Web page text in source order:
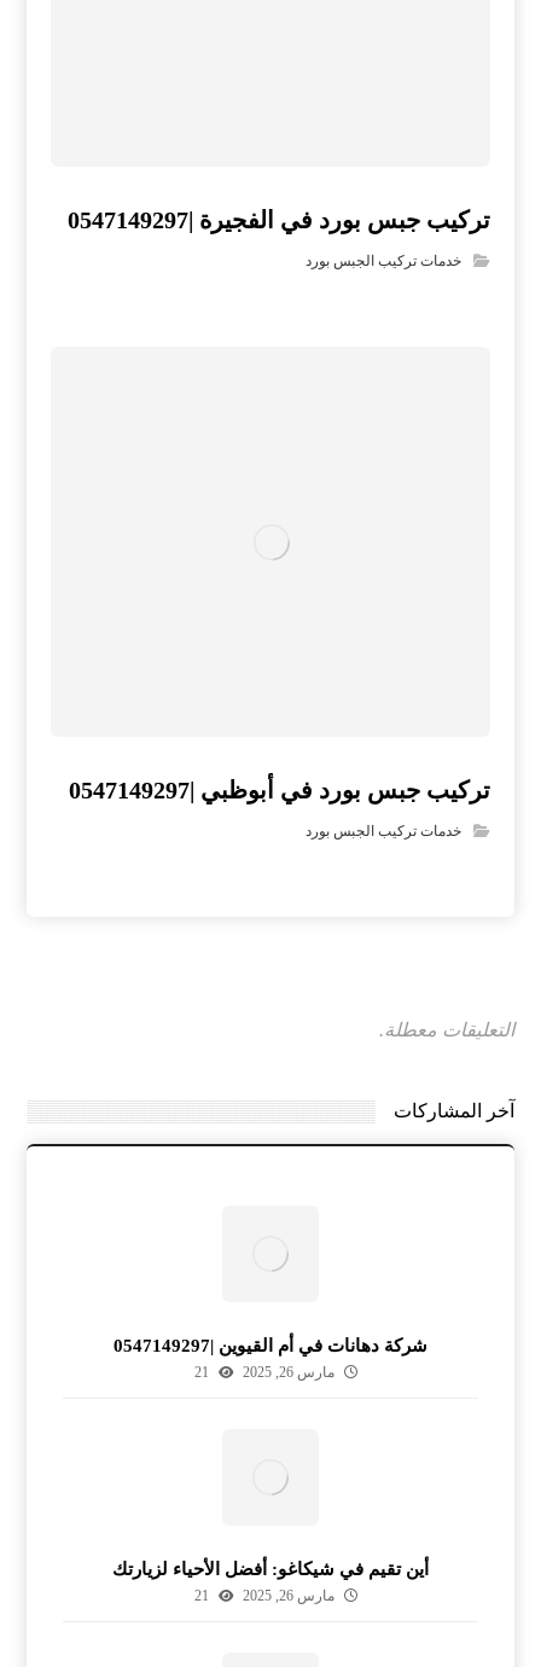
تركيب جبس بورد في الفجيرة |0547149297
خدمات تركيب الجبس بورد
تركيب جبس بورد في أبوظبي |0547149297
خدمات تركيب الجبس بورد
التعليقات معطلة.
آخر المشاركات
شركة دهانات في أم القيوين |0547149297
مارس 26, 2025 21
أين تقيم في شيكاغو: أفضل الأحياء لزيارتك
مارس 26, 2025 21